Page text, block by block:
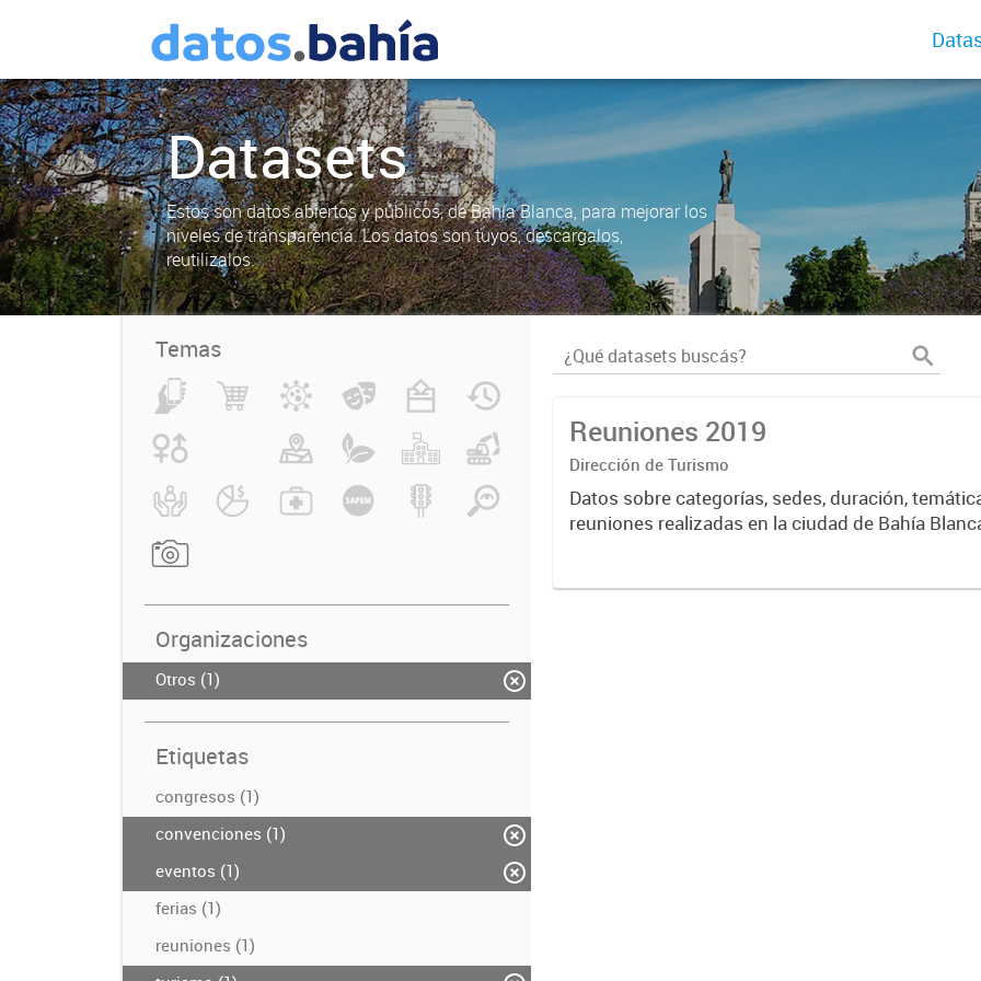
Datasets
Estos son datos abiertos y públicos, de Bahía Blanca, para mejorar los
niveles de transparencia. Los datos son tuyos, descargalos,
reutilizalos.
Temas
Organizaciones
Otros (1)
Etiquetas
congresos (1)
convenciones (1)
eventos (1)
ferias (1)
reuniones (1)
Reuniones 2019
Dirección de Turismo
Datos sobre categorías, sedes, duración, temáticas y tipos de
reuniones realizadas en la ciudad de Bahía